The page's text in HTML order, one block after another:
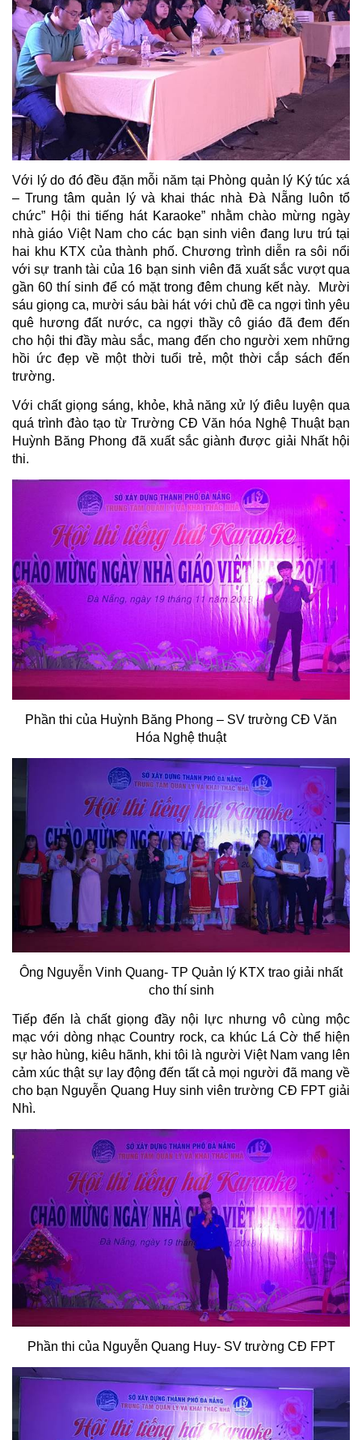
Với lý do đó đều đặn mỗi năm tại Phòng quản lý Ký túc xá
– Trung tâm quản lý và khai thác nhà Đà Nẵng luôn tổ
chức” Hội thi tiếng hát Karaoke” nhằm chào mừng ngày
nhà giáo Việt Nam cho các bạn sinh viên đang lưu trú tại
hai khu KTX của thành phố. Chương trình diễn ra sôi nổi
với sự tranh tài của 16 bạn sinh viên đã xuất sắc vượt qua
gần 60 thí sinh để có mặt trong đêm chung kết này. Mười
sáu giọng ca, mười sáu bài hát với chủ đề ca ngợi tình yêu
quê hương đất nước, ca ngợi thầy cô giáo đã đem đến
cho hội thi đầy màu sắc, mang đến cho người xem những
hồi ức đẹp về một thời tuổi trẻ, một thời cắp sách đến
trường.
Với chất giọng sáng, khỏe, khả năng xử lý điêu luyện qua
quá trình đào tạo từ Trường CĐ Văn hóa Nghệ Thuật bạn
Huỳnh Băng Phong đã xuất sắc giành được giải Nhất hội
thi.
Phần thi của Huỳnh Băng Phong – SV trường CĐ Văn
Hóa Nghệ thuật
Ông Nguyễn Vinh Quang- TP Quản lý KTX trao giải nhất
cho thí sinh
Tiếp đến là chất giọng đầy nội lực nhưng vô cùng mộc
mạc với dòng nhạc Country rock, ca khúc Lá Cờ thể hiện
sự hào hùng, kiêu hãnh, khi tôi là người Việt Nam vang lên
cảm xúc thật sự lay động đến tất cả mọi người đã mang về
cho bạn Nguyễn Quang Huy sinh viên trường CĐ FPT giải
Nhì.
Phần thi của Nguyễn Quang Huy- SV trường CĐ FPT